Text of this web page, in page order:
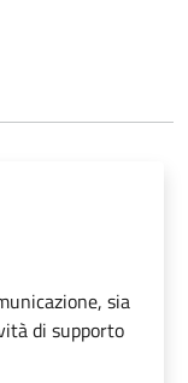
sia
di supporto